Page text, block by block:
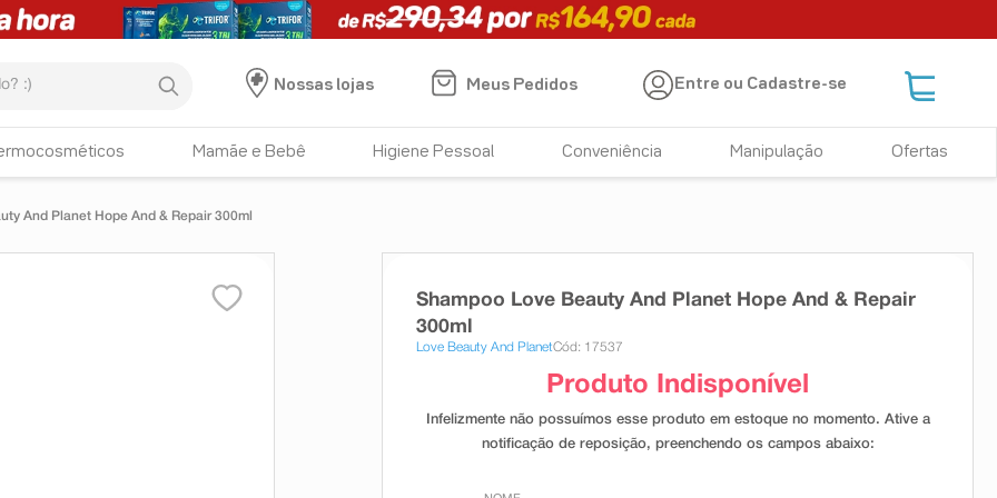
Nossas lojas
Meus Pedidos Entre ou Cadastre-se
Mamãe e Bebê Higiene Pessoal Conveniência Manipulação Ofertas
And Planet Hope And & Repair 300ml
Shampoo Love Beauty And Planet Hope And & Repair
300ml
Love Beauty And PlanetCód: 17537